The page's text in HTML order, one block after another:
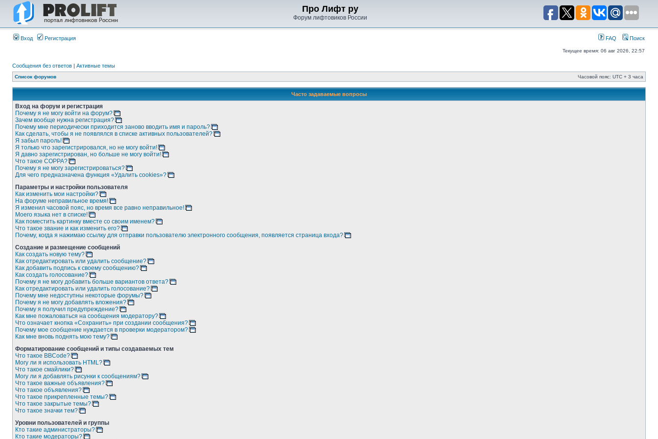
Про Лифт ру
Форум лифтовиков России
Вход Регистрация FAQ Поиск
Текущее время: 06 авг 2026, 22:57
Сообщения без ответов | Активные темы
Список форумов Часовой пояс: UTC + 3 часа
Часто задаваемые вопросы
Вход на форум и регистрация
Почему я не могу войти на форум?
Зачем вообще нужна регистрация?
Почему мне периодически приходится заново вводить имя и пароль?
Как сделать, чтобы я не появлялся в списке активных пользователей?
Я забыл пароль!
Я только что зарегистрировался, но не могу войти!
Я давно зарегистрирован, но больше не могу войти!
Что такое COPPA?
Почему я не могу зарегистрироваться?
Для чего предназначена функция «Удалить cookies»?
Параметры и настройки пользователя
Как изменить мои настройки?
На форуме неправильное время!
Я изменил часовой пояс, но время все равно неправильное!
Моего языка нет в списке!
Как поместить картинку вместе со своим именем?
Что такое звание и как изменить его?
Почему, когда я нажимаю ссылку для отправки пользователю электронного сообщения, появляется страница входа?
Создание и размещение сообщений
Как создать новую тему?
Как отредактировать или удалить сообщение?
Как добавить подпись к своему сообщению?
Как создать голосование?
Почему я не могу добавить больше вариантов ответа?
Как отредактировать или удалить голосование?
Почему мне недоступны некоторые форумы?
Почему я не могу добавлять вложения?
Почему я получил предупреждение?
Как мне пожаловаться на сообщения модератору?
Что означает кнопка «Сохранить» при создании сообщения?
Почему мое сообщение нуждается в проверки модератором?
Как мне вновь поднять мою тему?
Форматирование сообщений и типы создаваемых тем
Что такое BBCode?
Могу ли я использовать HTML?
Что такое смайлики?
Могу ли я добавлять рисунки к сообщениям?
Что такое важные объявления?
Что такое объявления?
Что такое прикрепленные темы?
Что такое закрытые темы?
Что такое значки тем?
Уровни пользователей и группы
Кто такие администраторы?
Кто такие модераторы?